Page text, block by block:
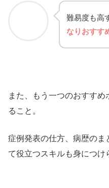
難易度も高
なりおすす
また、もう一つのおすす
ること。
症例発表の仕方、病歴のま
て役立つスキルも身につけ